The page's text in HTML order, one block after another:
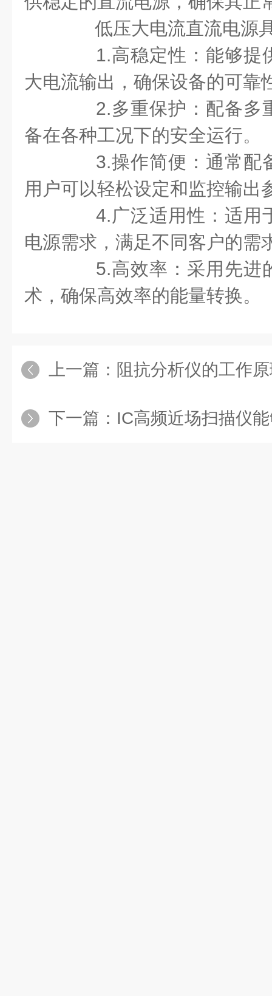
低压大电流直流电源
1.高稳定性：能够提
大电流输出，确保设备的可靠
2.多重保护：配备多
备在各种工况下的安全运行。
3.操作简便：通常配
用户可以轻松设定和监控输出
4.广泛适用性：适用
电源需求，满足不同客户的需
5.高效率：采用先进
术，确保高效率的能量转换。
上一篇： 阻抗分析仪的工作
下一篇： IC高频近场扫描仪能够精确捕